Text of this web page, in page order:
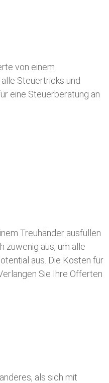
von einem
Steuertricks und
eine Steuerberatung an
Treuhänder ausfüllen
zuwenig aus, um alle
aus. Die Kosten für
Sie Ihre Offerten
als sich mit